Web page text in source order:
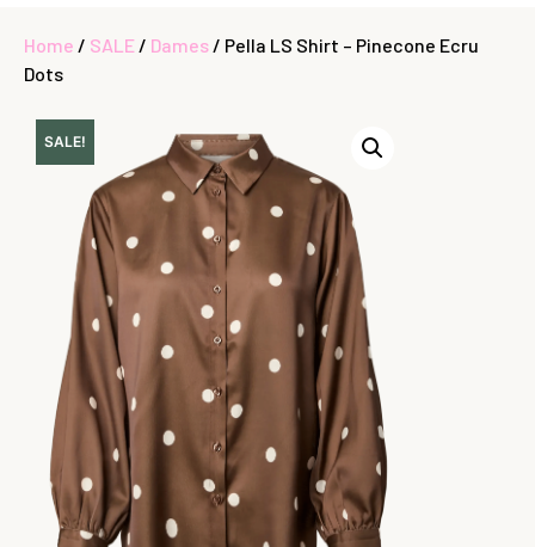
Home / SALE / Dames / Pella LS Shirt – Pinecone Ecru
Dots